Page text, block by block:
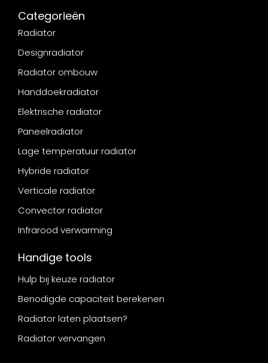
Categorieën
Radiator
Designradiator
Radiator ombouw
Handdoekradiator
Elektrische radiator
Paneelradiator
Lage temperatuur radiator
Hybride radiator
Verticale radiator
Convector radiator
Infrarood verwarming
Handige tools
Hulp bij keuze radiator
Benodigde capaciteit berekenen
Radiator laten plaatsen?
Radiator vervangen